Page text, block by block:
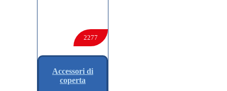
2277
Accessori di
coperta